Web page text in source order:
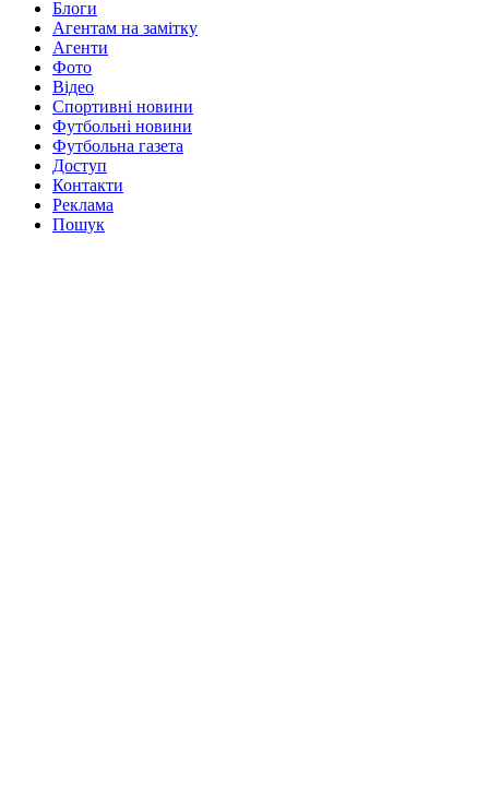
Блоги
Агентам на замітку
Агенти
Фото
Відео
Спортивні новини
Футбольні новини
Футбольна газета
Доступ
Контакти
Реклама
Пошук